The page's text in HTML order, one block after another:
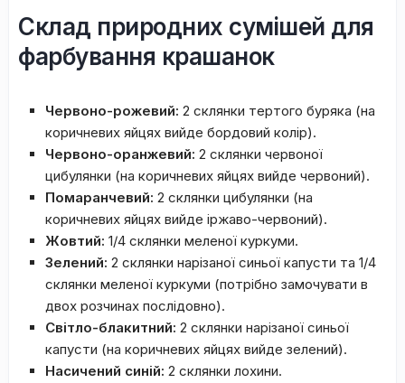
Склад природних сумішей для
фарбування крашанок
Червоно-рожевий: 2 склянки тертого буряка (на
коричневих яйцях вийде бордовий колір).
Червоно-оранжевий: 2 склянки червоної
цибулянки (на коричневих яйцях вийде червоний).
Помаранчевий: 2 склянки цибулянки (на
коричневих яйцях вийде іржаво-червоний).
Жовтий: 1/4 склянки меленої куркуми.
Зелений: 2 склянки нарізаної синьої капусти та 1/4
склянки меленої куркуми (потрібно замочувати в
двох розчинах послідовно).
Світло-блакитний: 2 склянки нарізаної синьої
капусти (на коричневих яйцях вийде зелений).
Насичений синій: 2 склянки лохини.